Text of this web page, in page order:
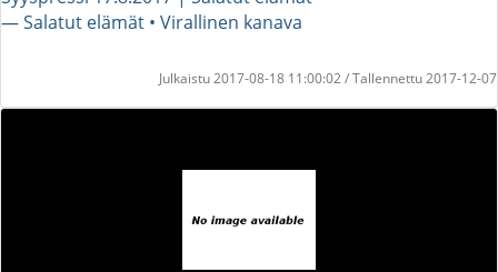
― Salatut elämät • Virallinen kanava
Julkaistu 2017-08-18 11:00:02 / Tallennettu 2017-12-07